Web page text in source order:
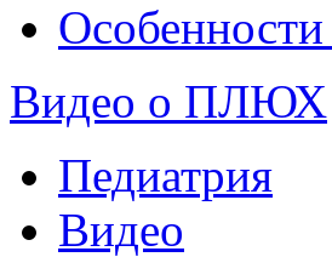
Особенности
Видео о ПЛЮХ
Педиатрия
Видео